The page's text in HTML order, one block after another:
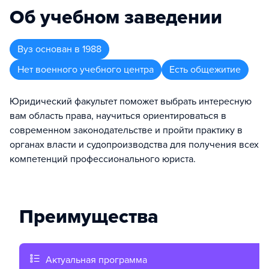
Об учебном заведении
Вуз основан в 1988
Нет военного учебного центра
Есть общежитие
Юридический факультет поможет выбрать интересную
вам область права, научиться ориентироваться в
современном законодательстве и пройти практику в
органах власти и судопроизводства для получения всех
компетенций профессионального юриста.
Преимущества
Актуальная программа